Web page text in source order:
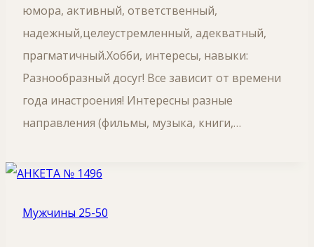
юмора, активный, ответственный,
надежный,целеустремленный, адекватный,
прагматичный.Хобби, интересы, навыки:
Разнообразный досуг! Все зависит от времени
года инастроения! Интересны разные
направления (фильмы, музыка, книги,…
Мужчины 25-50